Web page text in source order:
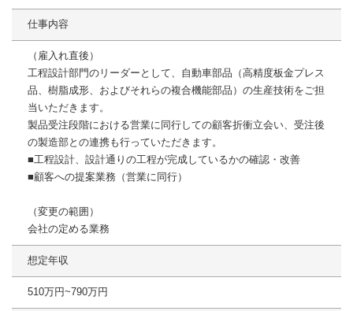
仕事内容
（雇入れ直後）
工程設計部門のリーダーとして、自動車部品（高精度板金プレス
品、樹脂成形、およびそれらの複合機能部品）の生産技術をご担
当いただきます。
製品受注段階における営業に同行しての顧客折衝立会い、受注後
の製造部との連携も行っていただきます。
■工程設計、設計通りの工程が完成しているかの確認・改善
■顧客への提案業務（営業に同行）
（変更の範囲）
会社の定める業務
想定年収
510万円~790万円